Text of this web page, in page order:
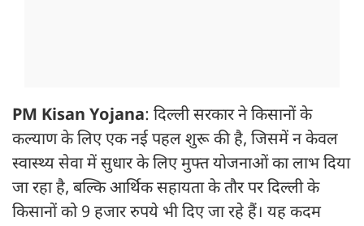
PM Kisan Yojana: दिल्ली सरकार ने किसानों के
कल्याण के लिए एक नई पहल शुरू की है, जिसमें न केवल
स्वास्थ्य सेवा में सुधार के लिए मुफ्त योजनाओं का लाभ दिया
जा रहा है, बल्कि आर्थिक सहायता के तौर पर दिल्ली के
किसानों को 9 हजार रुपये भी दिए जा रहे हैं। यह कदम